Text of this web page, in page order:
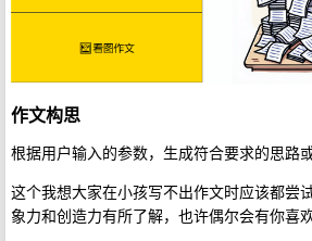
作文构思
根据用户输入的参数，生成符合要求的思路
这个我想大家在小孩写不出作文时应该都尝
象力和创造力有所了解，也许偶尔会有你喜